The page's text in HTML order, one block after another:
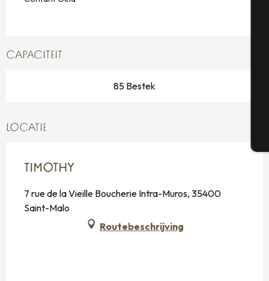
CAPACITEIT
85 Bestek
LOCATIE
TIMOTHY
7 rue de la Vieille Boucherie Intra-Muros, 35400
Saint-Malo
Routebeschrijving